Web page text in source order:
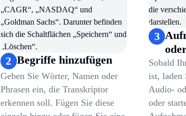
4 . Transkript herunterladen
2 Begriffe hinzufügen
Geben Sie Wörter, Namen oder
Phrasen ein, die Transkriptor
erkennen soll. Fügen Sie diese
3
Sobald
ist, laden
Audio-
oder